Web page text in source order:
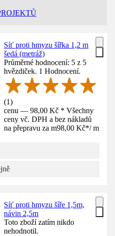
Síť proti hmyzu šířka 1,2 m
šedá (metráž)
Průměrné hodnocení: 5 z 5
hvězdiček. 1 Hodnocení.
(1)
cenu — 98,00 Kč * Všechny
ceny vč. DPH a bez nákladů
na přepravu za m98,00 Kč*/ m
Síť proti hmyzu šíře 1,5m,
návin 2,5m
Toto zboží zatím nikdo
nehodnotil.